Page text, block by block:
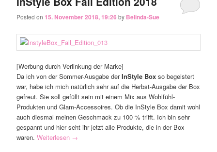
Posted on15. November 2018, 19:26 by Belinda-Sue
[Werbung durch Verlinkung der Marke]
Da ich von der Sommer-Ausgabe derInStyle Box so begeistert
war, habe ich mich natürlich sehr auf die Herbst-Ausgabe der Box
gefreut. Sie soll gefüllt sein mit einem Mix aus Wohlfühl-
Produkten und Glam-Accessoires. Ob die InStyle Box damit wohl
auch diesmal meinen Geschmack zu 100 % trifft. Ich bin sehr
gespannt und hier seht ihr jetzt alle Produkte, die in der Box
waren.Weiterlesen →